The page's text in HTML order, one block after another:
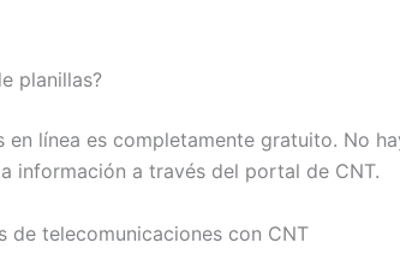
planillas?
línea es completamente gratuito. No
información a través del portal de CNT.
de telecomunicaciones con CNT